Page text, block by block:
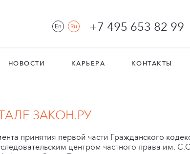
En Ru +7 495 653 82 99
НОВОСТИ КАРЬЕРА КОНТАКТЫ
ЗАКОН.РУ
принятия первой части Гражданского
центром частного права им.